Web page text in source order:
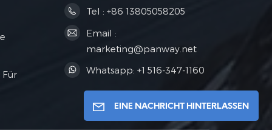
Tel : +86 13805058205
Email :
marketing@panway.net
Whatsapp: +1 516-347-1160
EINE NACHRICHT HINTERLASSEN